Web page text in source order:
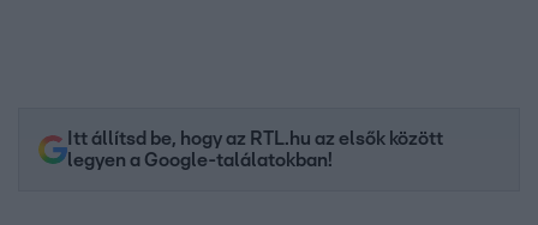
Itt állítsd be, hogy az RTL.hu az elsők között
legyen a Google-találatokban!